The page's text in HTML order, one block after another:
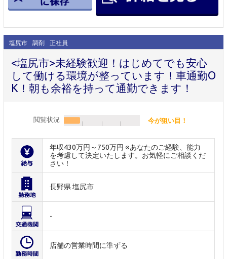
塩尻市 調剤 正社員
<塩尻市>未経験歓迎！はじめてでも安心
して働ける環境が整っています！車通勤O
K！朝も余裕を持って通勤できます！
閲覧状況 今が狙い目！
年収430万円～750万円 ※あなたのご経験、能力
を考慮して決定いたします。お気軽にご相談くだ
さい！
長野県 塩尻市
-
店舗の営業時間に準ずる